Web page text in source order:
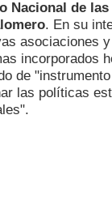
de
. En su
asociaciones
incorporados
de
las políticas